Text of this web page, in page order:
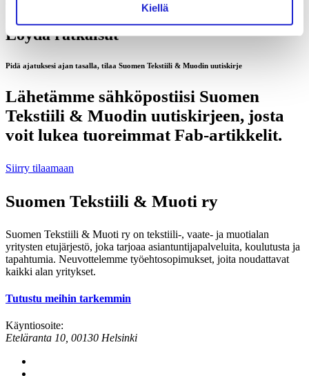
Kiellä
Löydä ratkaisut
Pidä ajatuksesi ajan tasalla, tilaa Suomen Tekstiili & Muodin uutiskirje
Lähetämme sähköpostiisi Suomen
Tekstiili & Muodin uutiskirjeen, josta
voit lukea tuoreimmat Fab-artikkelit.
Siirry tilaamaan
Suomen Tekstiili & Muoti ry
Suomen Tekstiili & Muoti ry on tekstiili-, vaate- ja muotialan
yritysten etujärjestö, joka tarjoaa asiantuntijapalveluita, koulutusta ja
tapahtumia. Neuvottelemme työehtosopimukset, joita noudattavat
kaikki alan yritykset.
Tutustu meihin tarkemmin
Käyntiosoite:
Eteläranta 10, 00130 Helsinki